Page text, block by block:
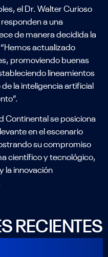
el Dr. Walter Curioso
a una
de manera decidida la
actualizado
promoviendo buenas
lineamientos
la inteligencia artificial
Continental se posiciona
en el escenario
su compromiso
científico y tecnológico,
la innovación
RECIENTES